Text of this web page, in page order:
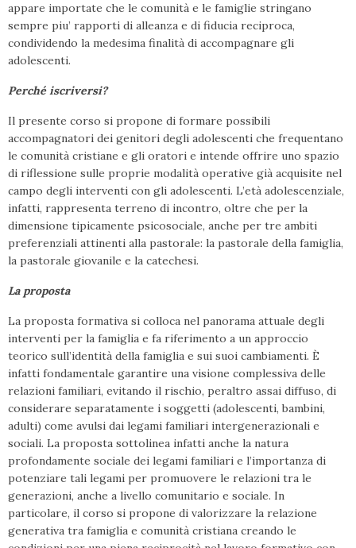
appare importate che le comunità e le famiglie stringano
sempre piu’ rapporti di alleanza e di fiducia reciproca,
condividendo la medesima finalità di accompagnare gli
adolescenti.
Perché iscriversi?
Il presente corso si propone di formare possibili
accompagnatori dei genitori degli adolescenti che frequentano
le comunità cristiane e gli oratori e intende offrire uno spazio
di riflessione sulle proprie modalità operative già acquisite nel
campo degli interventi con gli adolescenti. L’età adolescenziale,
infatti, rappresenta terreno di incontro, oltre che per la
dimensione tipicamente psicosociale, anche per tre ambiti
preferenziali attinenti alla pastorale: la pastorale della famiglia,
la pastorale giovanile e la catechesi.
La proposta
La proposta formativa si colloca nel panorama attuale degli
interventi per la famiglia e fa riferimento a un approccio
teorico sull’identità della famiglia e sui suoi cambiamenti. È
infatti fondamentale garantire una visione complessiva delle
relazioni familiari, evitando il rischio, peraltro assai diffuso, di
considerare separatamente i soggetti (adolescenti, bambini,
adulti) come avulsi dai legami familiari intergenerazionali e
sociali. La proposta sottolinea infatti anche la natura
profondamente sociale dei legami familiari e l’importanza di
potenziare tali legami per promuovere le relazioni tra le
generazioni, anche a livello comunitario e sociale. In
particolare, il corso si propone di valorizzare la relazione
generativa tra famiglia e comunità cristiana creando le